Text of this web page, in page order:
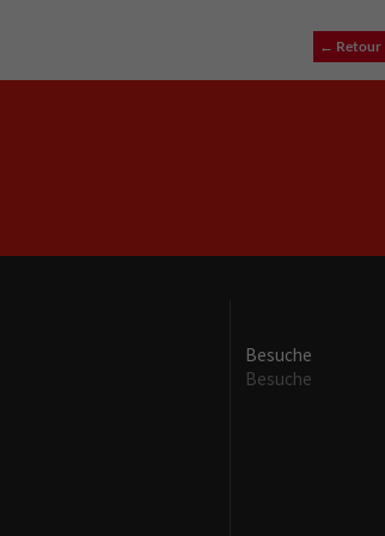
← Retour
Besuche
Besuche